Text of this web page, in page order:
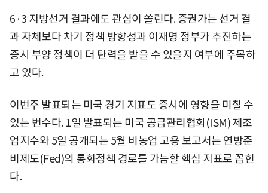
6·3 지방선거 결과에도 관심이 쏠린다. 증권가는 선거 결
과 자체보다 차기 정책 방향성과 이재명 정부가 추진하는
증시 부양 정책이 더 탄력을 받을 수 있을지 여부에 주목하
고 있다.
이번주 발표되는 미국 경기 지표도 증시에 영향을 미칠 수
있는 변수다. 1일 발표되는 미국 공급관리협회(ISM) 제조
업지수와 5일 공개되는 5월 비농업 고용 보고서는 연방준
비제도(Fed)의 통화정책 경로를 가늠할 핵심 지표로 꼽힌
다.